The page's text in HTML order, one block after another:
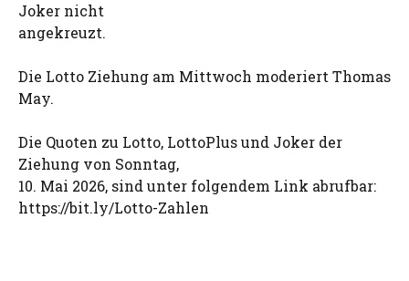
Joker nicht
angekreuzt.
Die Lotto Ziehung am Mittwoch moderiert Thomas
May.
Die Quoten zu Lotto, LottoPlus und Joker der
Ziehung von Sonntag,
10. Mai 2026, sind unter folgendem Link abrufbar:
https://bit.ly/Lotto-Zahlen